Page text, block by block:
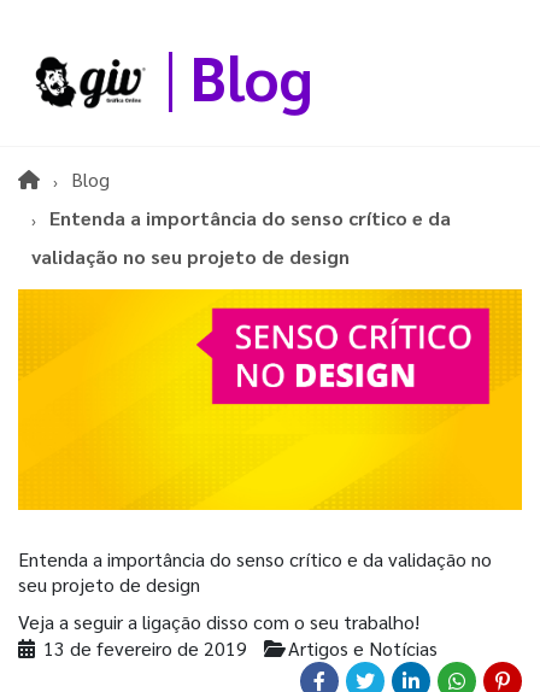
Blog
Blog
Entenda a importância do senso crítico e da
validação no seu projeto de design
Entenda a importância do senso crítico e da validação no
seu projeto de design
Veja a seguir a ligação disso com o seu trabalho!
13 de fevereiro de 2019
Artigos e Notícias